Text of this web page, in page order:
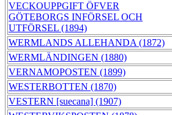
VECKOUPPGIFT ÖFVER
GÖTEBORGS INFÖRSEL OCH
UTFÖRSEL (1894)
WERMLANDS ALLEHANDA (1872)
WERMLÄNDINGEN (1880)
VERNAMOPOSTEN (1899)
WESTERBOTTEN (1870)
VESTERN [suecana] (1907)